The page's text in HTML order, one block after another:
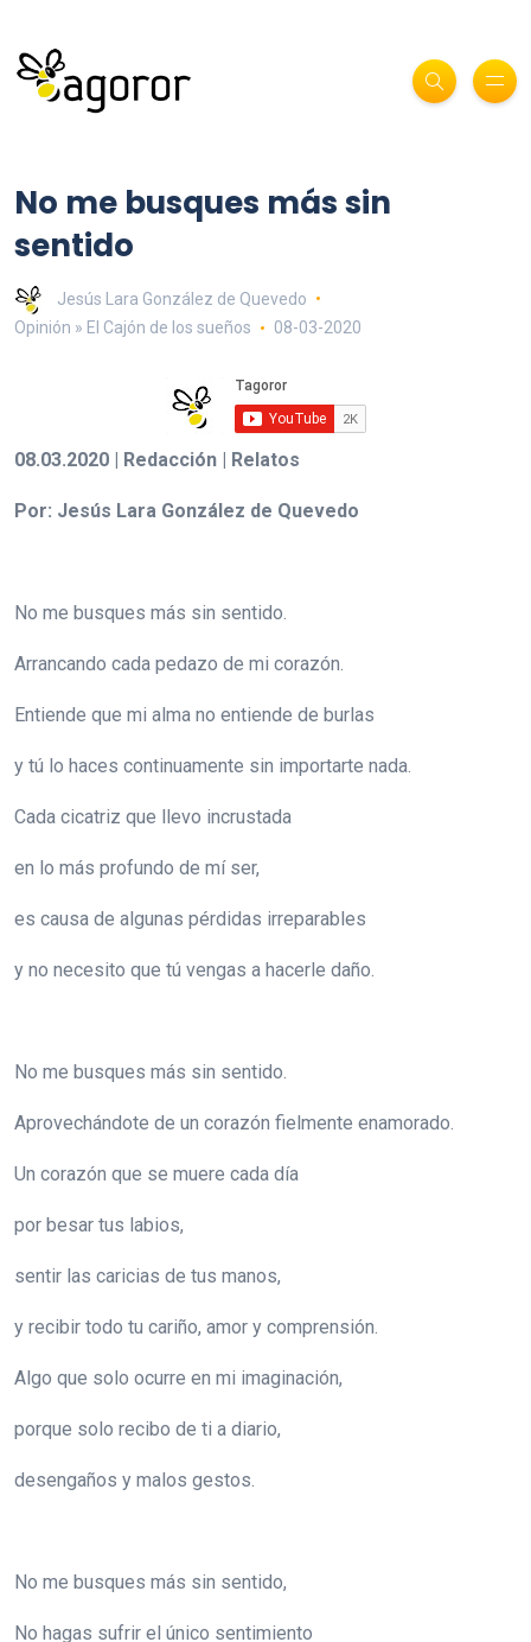
No me busques más sin
sentido
Jesús Lara González de Quevedo
Opinión » El Cajón de los sueños
08-03-2020
08.03.2020 | Redacción | Relatos
Por: Jesús Lara González de Quevedo
No me busques más sin sentido.
Arrancando cada pedazo de mi corazón.
Entiende que mi alma no entiende de burlas
y tú lo haces continuamente sin importarte nada.
Cada cicatriz que llevo incrustada
en lo más profundo de mí ser,
es causa de algunas pérdidas irreparables
y no necesito que tú vengas a hacerle daño.
No me busques más sin sentido.
Aprovechándote de un corazón fielmente enamorado.
Un corazón que se muere cada día
por besar tus labios,
sentir las caricias de tus manos,
y recibir todo tu cariño, amor y comprensión.
Algo que solo ocurre en mi imaginación,
porque solo recibo de ti a diario,
desengaños y malos gestos.
No me busques más sin sentido,
No hagas sufrir el único sentimiento